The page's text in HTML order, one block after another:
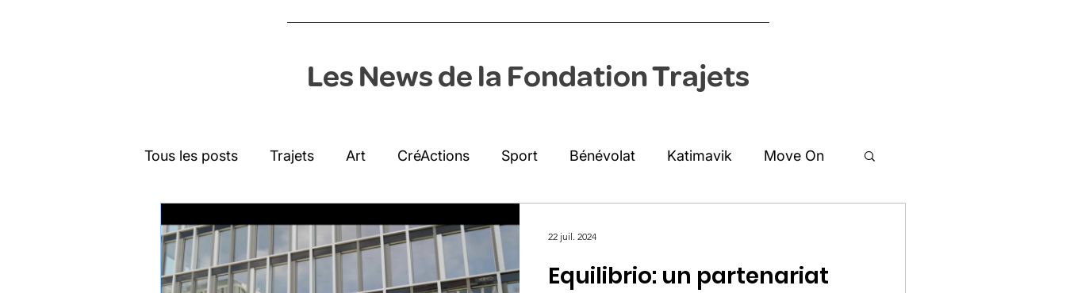
Les News de la Fondation Trajets
Tous les posts Trajets Art CréActions Sport Bénévolat Katimavik Move On
Hébergement Info interne collaborateurs
Equilibrio: un partenariat
22 juil. 2024